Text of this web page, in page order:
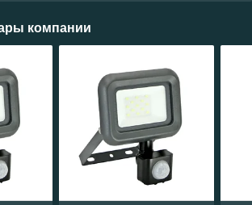
компании